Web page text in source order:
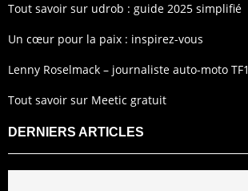
Tout savoir sur udrob : guide 2025 simplifié
Un cœur pour la paix : inspirez-vous
Lenny Roselmack – journaliste auto-moto TF1
Tout savoir sur Meetic gratuit
DERNIERS ARTICLES